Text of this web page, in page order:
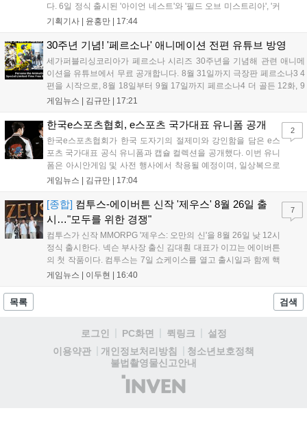
다. 6일 정식 출시된 '아이언 네스트'와 '필드 오브 미스트리아', '커
세어 코브'가 호평받고 있습니다. 한편, 7일 출시된 '마블 투혼'은
다. 유비소프트의 '고스트리콘: 와일드랜드'는 7년 만의 대규모 업
데이트 '라스트 라이츠'와 함께 95% 할인 중입니다....
기획기사 | 윤홍만 17:44
30주년 기념! '페르소나' 애니메이션 전편 유튜브 방영
세가퍼블리싱코리아가 페르소나 시리즈 30주년을 기념해 관련 애니메
이션을 유튜브에서 무료 공개합니다. 8월 31일까지 극장판 페르소나3 4
편을 시작으로, 8월 18일부터 9월 17일까지 페르소나4 더 골든 12화, 9
월 15일부터 10월 14일까지 페르소나5 시리즈가 순차 공개됩니다. 또한
영상 및 대형 전광판에 소개될 예정입니다....
게임뉴스 | 김규만 17:21
한국e스포츠협회, e스포츠 국가대표 유니폼 공개
한국e스포츠협회가 한국 도자기의 절제미와 강인함을 담은 e스
포츠 국가대표 공식 유니폼과 캡슐 컬렉션을 공개했다. 이번 유니
폼은 아시안게임 및 사전 행사에서 착용될 예정이며, 일상복으로
구성된 컬렉션은 오는 8월 28일부터 골스튜디오 공식 홈페이지
서는 대회 규정에 따라 별도의 유니폼을 착용할 계획이다....
게임뉴스 | 김규만 17:04
2
[종합] 컴투스-에이버튼 신작 '제우스' 8월 26일 출
시…"모두를 위한 경쟁"
컴투스가 신작 MMORPG '제우스: 오만의 신'을 8월 26일 낮 12시
정식 출시한다. 넥슨 부사장 출신 김대훤 대표가 이끄는 에이버튼
의 첫 작품이다. 컴투스는 7일 쇼케이스를 열고 출시일과 함께 핵
심 콘텐츠, 유료화 정책, 운영 방향을 공개했다. 캐릭터명 선점은
게임뉴스 | 이두현 16:40
7
목록 검색
로그인 PC화면 퀵링크
설정
이용약관
개인정보처리방침
청소년보호정책
불법촬영물신고안내
(주)
인